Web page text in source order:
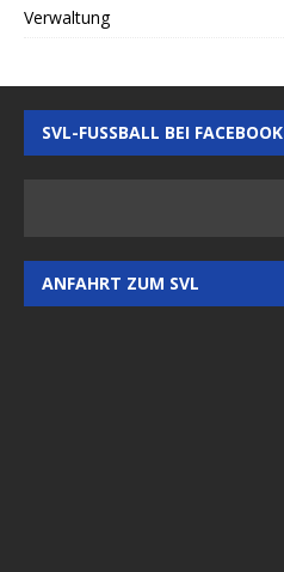
Verwaltung
SVL-FUSSBALL BEI FACEBOOK
ANFAHRT ZUM SVL